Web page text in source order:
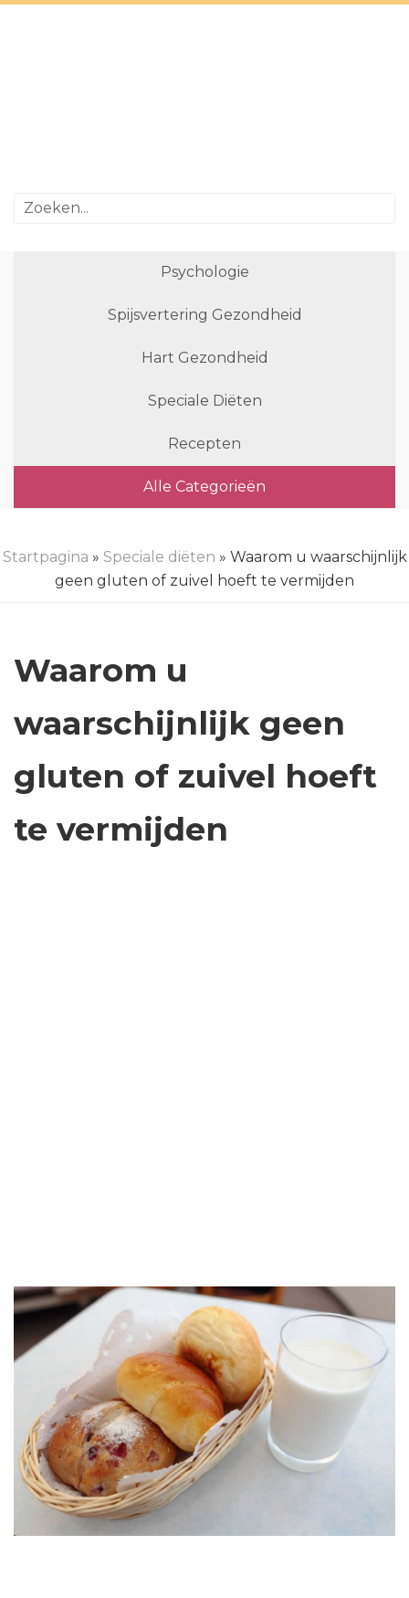
Psychologie
Spijsvertering Gezondheid
Hart Gezondheid
Speciale Diëten
Recepten
Alle Categorieën
Startpagina » Speciale diëten » Waarom u waarschijnlijk
geen gluten of zuivel hoeft te vermijden
Waarom u
waarschijnlijk geen
gluten of zuivel hoeft
te vermijden